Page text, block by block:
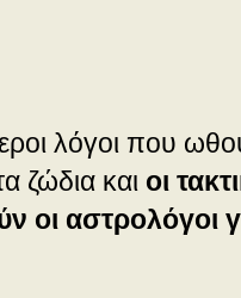
λόγοι που
ζώδια και οι
οι αστρολόγοι